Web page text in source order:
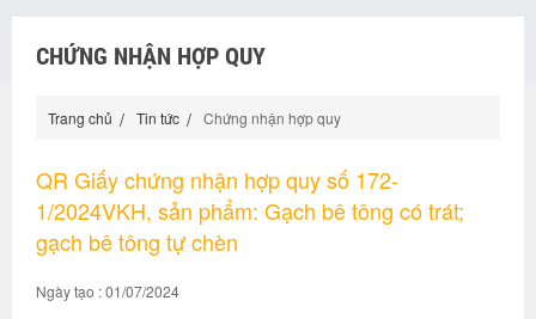
CHỨNG NHẬN HỢP QUY
Trang chủ Tin tức Chứng nhận hợp quy
QR Giấy chứng nhận hợp quy số 172-
1/2024VKH, sản phẩm: Gạch bê tông có trát;
gạch bê tông tự chèn
Ngày tạo : 01/07/2024